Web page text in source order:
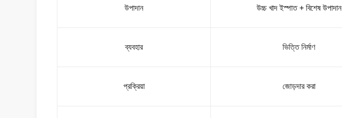
উপাদান উচ্চ খাদ ইস্পাত + বিশেষ উপাদান
ব্যবহার ভিত্তি নির্মাণ
প্রক্রিয়া জোড়দার করা